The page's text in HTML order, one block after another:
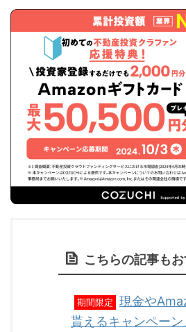
こちらの記事も
期間限定
現金や
貰えるキャンペーン